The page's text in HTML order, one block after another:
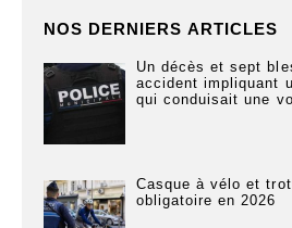
NOS DERNIERS ARTICLES
Un décès et sept
accident impliquant
qui conduisait une
Casque à vélo et
obligatoire en 2026